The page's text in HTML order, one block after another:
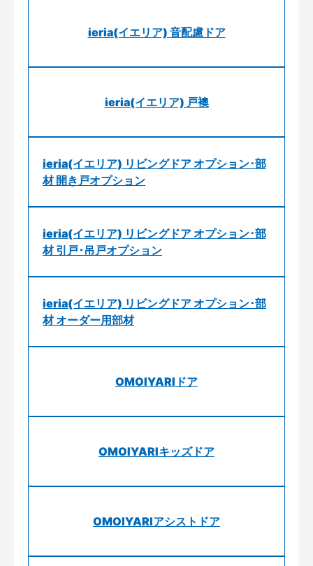
ieria(イエリア) 音配慮ドア
ieria(イエリア) 戸襖
ieria(イエリア) リビングドア オプション･部
材 開き戸オプション
ieria(イエリア) リビングドア オプション･部
材 引戸･吊戸オプション
ieria(イエリア) リビングドア オプション･部
材 オーダー用部材
OMOIYARIドア
OMOIYARIキッズドア
OMOIYARIアシストドア